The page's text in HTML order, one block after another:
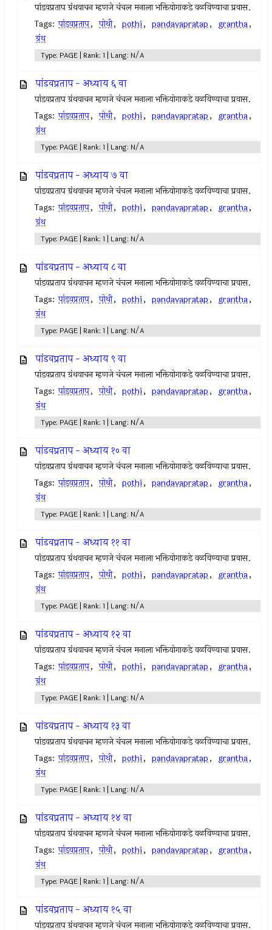
पांडवप्रताप ग्रंथवाचन म्हणजे चंचल मनाला भक्तियोगाकडे वळविण्याचा प्रवास.
Tags: पांडवप्रताप, पोथी, pothi, pandavapratap, grantha,
ग्रंथ
Type: PAGE | Rank: 1 | Lang: N/A
पांडवप्रताप - अध्याय ६ वा
पांडवप्रताप ग्रंथवाचन म्हणजे चंचल मनाला भक्तियोगाकडे वळविण्याचा प्रवास.
Tags: पांडवप्रताप, पोथी, pothi, pandavapratap, grantha,
ग्रंथ
Type: PAGE | Rank: 1 | Lang: N/A
पांडवप्रताप - अध्याय ७ वा
पांडवप्रताप ग्रंथवाचन म्हणजे चंचल मनाला भक्तियोगाकडे वळविण्याचा प्रवास.
Tags: पांडवप्रताप, पोथी, pothi, pandavapratap, grantha,
ग्रंथ
Type: PAGE | Rank: 1 | Lang: N/A
पांडवप्रताप - अध्याय ८ वा
पांडवप्रताप ग्रंथवाचन म्हणजे चंचल मनाला भक्तियोगाकडे वळविण्याचा प्रवास.
Tags: पांडवप्रताप, पोथी, pothi, pandavapratap, grantha,
ग्रंथ
Type: PAGE | Rank: 1 | Lang: N/A
पांडवप्रताप - अध्याय ९ वा
पांडवप्रताप ग्रंथवाचन म्हणजे चंचल मनाला भक्तियोगाकडे वळविण्याचा प्रवास.
Tags: पांडवप्रताप, पोथी, pothi, pandavapratap, grantha,
ग्रंथ
Type: PAGE | Rank: 1 | Lang: N/A
पांडवप्रताप - अध्याय १० वा
पांडवप्रताप ग्रंथवाचन म्हणजे चंचल मनाला भक्तियोगाकडे वळविण्याचा प्रवास.
Tags: पांडवप्रताप, पोथी, pothi, pandavapratap, grantha,
ग्रंथ
Type: PAGE | Rank: 1 | Lang: N/A
पांडवप्रताप - अध्याय ११ वा
पांडवप्रताप ग्रंथवाचन म्हणजे चंचल मनाला भक्तियोगाकडे वळविण्याचा प्रवास.
Tags: पांडवप्रताप, पोथी, pothi, pandavapratap, grantha,
ग्रंथ
Type: PAGE | Rank: 1 | Lang: N/A
पांडवप्रताप - अध्याय १२ वा
पांडवप्रताप ग्रंथवाचन म्हणजे चंचल मनाला भक्तियोगाकडे वळविण्याचा प्रवास.
Tags: पांडवप्रताप, पोथी, pothi, pandavapratap, grantha,
ग्रंथ
Type: PAGE | Rank: 1 | Lang: N/A
पांडवप्रताप - अध्याय १३ वा
पांडवप्रताप ग्रंथवाचन म्हणजे चंचल मनाला भक्तियोगाकडे वळविण्याचा प्रवास.
Tags: पांडवप्रताप, पोथी, pothi, pandavapratap, grantha,
ग्रंथ
Type: PAGE | Rank: 1 | Lang: N/A
पांडवप्रताप - अध्याय १४ वा
पांडवप्रताप ग्रंथवाचन म्हणजे चंचल मनाला भक्तियोगाकडे वळविण्याचा प्रवास.
Tags: पांडवप्रताप, पोथी, pothi, pandavapratap, grantha,
ग्रंथ
Type: PAGE | Rank: 1 | Lang: N/A
पांडवप्रताप - अध्याय १५ वा
पांडवप्रताप ग्रंथवाचन म्हणजे चंचल मनाला भक्तियोगाकडे वळविण्याचा प्रवास.